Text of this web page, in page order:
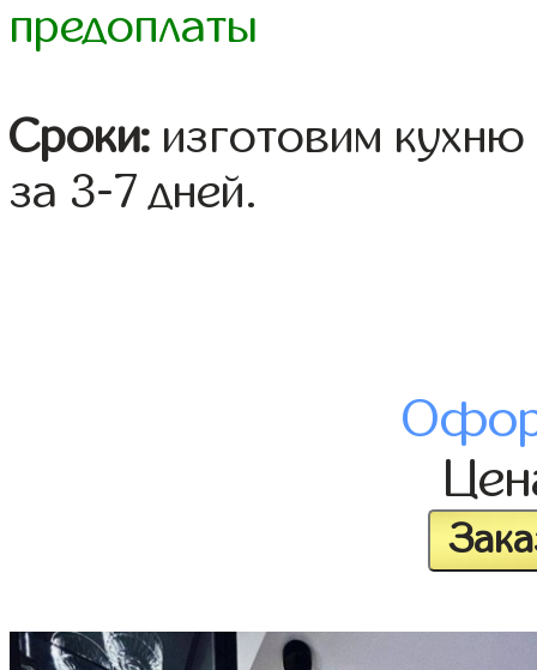
предоплаты
Сроки: изготовим
за 3-7 дней.